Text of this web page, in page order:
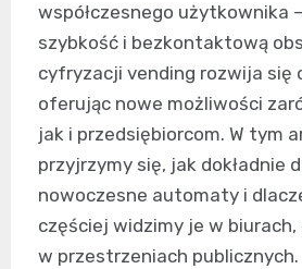
współczesnego użytkownika
szybkość i bezkontaktową
cyfryzacji vending rozwija się
oferując nowe możliwości
jak i przedsiębiorcom. W tym
przyjrzymy się, jak dokładnie
nowoczesne automaty i
częściej widzimy je w biurach,
w przestrzeniach publicznych.